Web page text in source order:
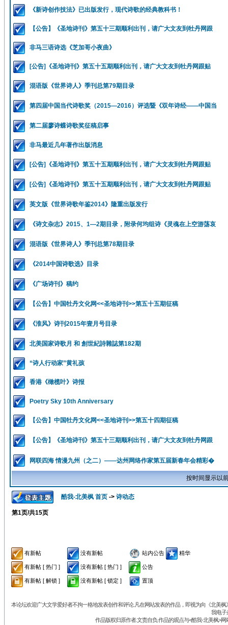
《新诗创作技法》已出版发行，现代诗歌的经典教科书！
【公告】《圣地诗刊》第五十三期顺利出刊，请广大文友到牡丹网跟
非马三语诗选《芝加哥小夜曲》
[公告]《圣地诗刊》第五十五期顺利出刊，请广大文友到牡丹网跟贴
混语版《世界诗人》季刊总第79期目录
第四届中国当代诗歌奖（2015—2016）评选暨《双年诗经——中国当
第二届廖诗蝶诗歌奖征稿启事
非马最近几年著作出版消息
[公告]《圣地诗刊》第五十五期顺利出刊，请广大文友到牡丹网跟贴
[公告]《圣地诗刊》第五十五期顺利出刊，请广大文友到牡丹网跟贴
英文版《世界诗歌年鉴2014》隆重出版发行
《诗文杂志》2015、1—2期目录，附录何均组诗《灵魂在上空游荡哀
混语版《世界诗人》季刊总第78期目录
《2014中国诗歌选》目录
《广场诗刊》稿约
【公告】中国牡丹文化网<<圣地诗刊>>第五十五期征稿
《淮风》诗刊2015年壹月号目录
北美国家诗歌月 和 創世紀詩雜誌第182期
“诗人行动家”黄礼孩
香港《橄榄叶》诗报
Poetry Sky 10th Anniversary
【公告】中国牡丹文化网<<圣地诗刊>>第五十四期征稿
【公告】《圣地诗刊》第五十三期顺利出刊，请广大文友到牡丹网跟
网联四海 情漫九州（之二）——达州网络作家第五届新春年会精彩�
按时间显示以
酷我-北美枫 首页 -> 诗动态
第1页/共15页
有新帖 没有新帖 站内公告 精华
有新帖 [ 热门 ] 没有新帖 [ 热门 ] 公告
有新帖 [ 解锁 ] 没有新帖 [ 锁定 ] 置顶
本论坛欢迎广大文学爱好者不拘一格地发表创作和评论.凡在网站发表的作品，即视为向《北美
我电子
作品版权归原作者.文责自负.作品的观点与<酷我-北美枫>